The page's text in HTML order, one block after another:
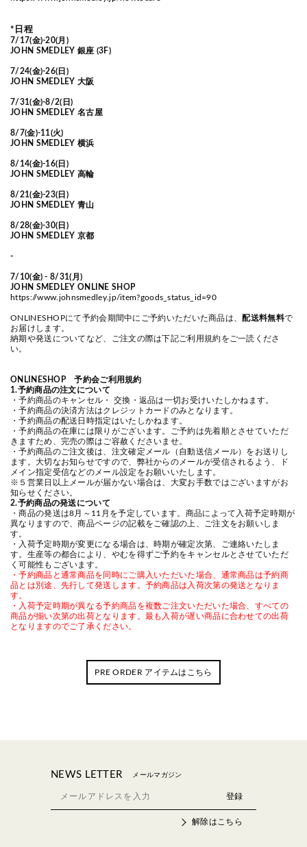
*日程
7/17(金)-20(月)
JOHN SMEDLEY 銀座 (3F)
7/24(金)-26(日)
JOHN SMEDLEY 大阪
7/31(金)-8/2(日)
JOHN SMEDLEY 名古屋
8/7(金)-11(火)
JOHN SMEDLEY 横浜
8/14(金)-16(日)
JOHN SMEDLEY 高輪
8/21(金)-23(日)
JOHN SMEDLEY 青山
8/28(金)-30(日)
JOHN SMEDLEY 京都
-
7/10(金) - 8/31(月)
JOHN SMEDLEY ONLINE SHOP
https://www.johnsmedley.jp/item?goods_status_id=90
ONLINESHOPにて予約会期間中にご予約いただいた商品は、 配送料無料で
お届けします。
納期や発送についてなど、ご注文の際は下記ご利用規約をご一読くださ
い。
ONLINESHOP 予約会ご利用規約
1.予約商品の注文について
・予約商品のキャンセル・ 交換・返品は一切お受けいたしかねます。
・予約商品の決済方法はクレジットカードのみとなります。
・予約商品の配送日時指定はいたしかねます。
・予約商品の在庫には限りがございます。ご予約は先着順とさせていただ
きますため、完売の際はご容赦くださいませ。
・予約商品のご注文後は、注文確定メール（自動送信メール）をお送りし
ます。大切なお知らせですので、弊社からのメールが受信されるよう、ド
メイン指定受信などのメール設定をお願いいたします。
※５営業日以上メールが届かない場合は、大変お手数ではございますがお
知らせください。
2.予約商品の発送について
・商品の発送は8月～11月を予定しています。商品によって入荷予定時期が
異なりますので、商品ページの記載をご確認の上、ご注文をお願いしま
す。
・入荷予定時期が変更になる場合は、時期が確定次第、ご連絡いたしま
す。生産等の都合により、やむを得ずご予約をキャンセルとさせていただ
く可能性もございます。
・予約商品と通常商品を同時にご購入いただいた場合、通常商品は予約商
品とは別途、先行して発送します。予約商品は入荷次第の発送となりま
す。
・入荷予定時期が異なる予約商品を複数ご注文いただいた場合、すべての
商品が揃い次第の出荷となります。最も入荷が遅い商品に合わせての出荷
となりますのでご了承ください。
PRE ORDER アイテムはこちら
NEWS LETTER メールマガジン
解除はこちら